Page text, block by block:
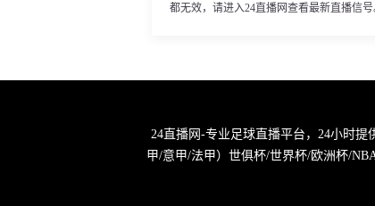
都无效，请进入24直播网查看最新直播信号
24直播网-专业足球直播平台，24小时
甲/意甲/法甲）世俱杯/世界杯/欧洲杯/